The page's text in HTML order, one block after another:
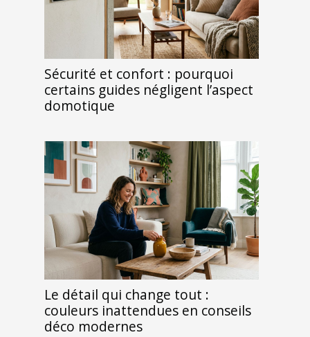
Sécurité et confort : pourquoi
certains guides négligent l’aspect
domotique
Le détail qui change tout :
couleurs inattendues en conseils
déco modernes